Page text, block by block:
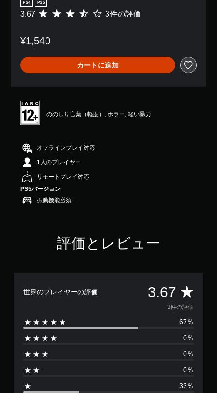
PS4 PS5
評
は
、
平
均
は
5
段
の
7
で
す
3.67 3件の評価
¥1,540
カートに追加
ののしり言葉（軽度）, ホラー, 軽い暴力
オフラインプレイ対応
1人のプレイヤー
リモートプレイ対応
PS5バージョン
振動機能必須
評価とレビュー
世界のプレイヤーの評価 3.67 評
価
数
は
、
3件の評価
67％
0％
0％
0％
33％